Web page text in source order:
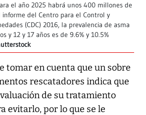
el año 2025 habrá unos 400 millones de
informe del Centro para el Control y
(CDC) 2016, la prevalencia de asma
y 12 y 17 años es de 9.6% y 10.5%
tomar en cuenta que un sobre
rescatadores indica que
de su tratamiento
evitarlo, por lo que se le